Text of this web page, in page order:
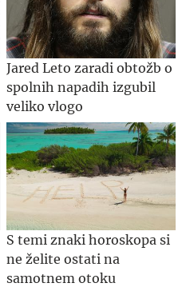
Jared Leto zaradi obtožb o
spolnih napadih izgubil
veliko vlogo
S temi znaki horoskopa si
ne želite ostati na
samotnem otoku